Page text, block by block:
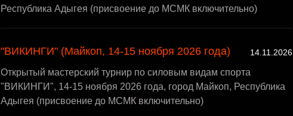
Республика Адыгея (присвоение до МСМК включительно)
14.11.2026
"ВИКИНГИ" (Майкоп, 14-15 ноября 2026 года)
Открытый мастерский турнир по силовым видам спорта
"ВИКИНГИ", 14-15 ноября 2026 года, город Майкоп, Республика
Адыгея (присвоение до МСМК включительно)